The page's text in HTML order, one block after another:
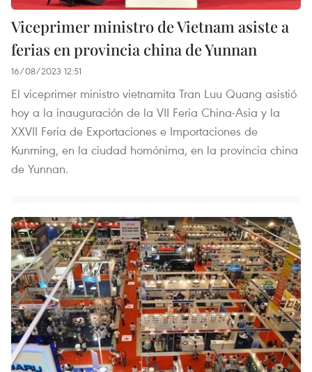
Viceprimer ministro de Vietnam asiste a
ferias en provincia china de Yunnan
16/08/2023 12:51
El viceprimer ministro vietnamita Tran Luu Quang asistió
hoy a la inauguración de la VII Feria China-Asia y la
XXVII Feria de Exportaciones e Importaciones de
Kunming, en la ciudad homónima, en la provincia china
de Yunnan.